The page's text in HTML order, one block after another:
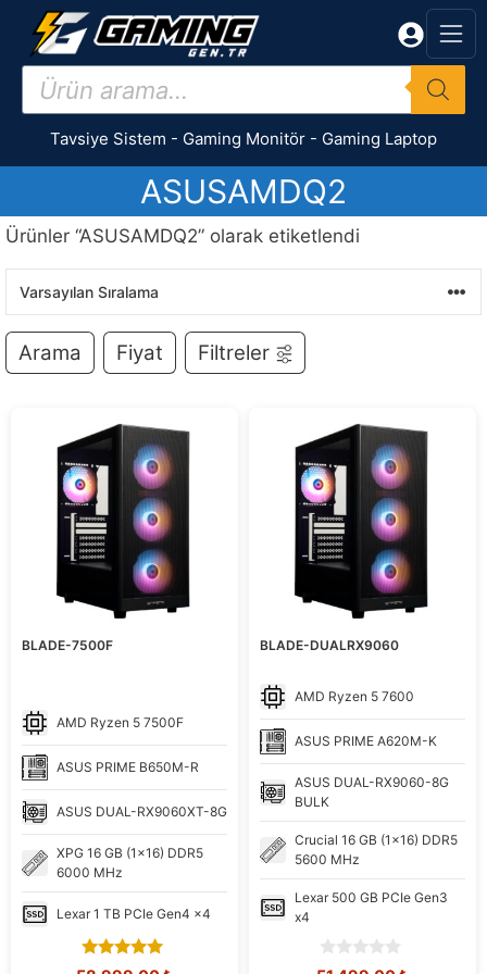
İçeriğe
Products
search
Tavsiye Sistem - Gaming Monitör - Gaming Laptop
ASUSAMDQ2
Ürünler “ASUSAMDQ2” olarak etiketlendi
Arama Fiyat Filtreler
BLADE-7500F
AMD Ryzen 5 7500F
ASUS PRIME B650M-R
ASUS DUAL-RX9060XT-8G
XPG 16 GB (1x16) DDR5
6000 MHz
Lexar 1 TB PCIe Gen4 x4
5.00
BLADE-DUALRX9060
AMD Ryzen 5 7600
ASUS PRIME A620M-K
ASUS DUAL-RX9060-8G
BULK
Crucial 16 GB (1x16) DDR5
5600 MHz
Lexar 500 GB PCIe Gen3
x4
0